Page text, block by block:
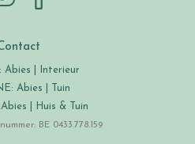
Abies | Interieur
Abies | Tuin
| Huis & Tuin
BE 0433.778.159